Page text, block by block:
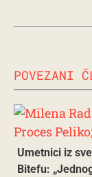
POVEZANI
Umetnici iz
Bitefu: